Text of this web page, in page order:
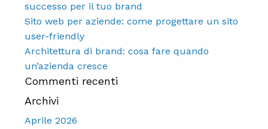
successo per il tuo brand
Sito web per aziende: come progettare un sito
user-friendly
Architettura di brand: cosa fare quando
un’azienda cresce
Commenti recenti
Archivi
Aprile 2026